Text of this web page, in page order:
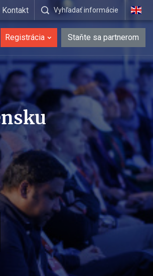
Kontakt Vyhľadať informácie
Registrácia Staňte sa partnerom